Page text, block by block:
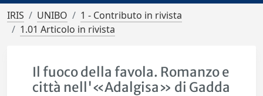
IRIS UNIBO
1 - Contributo in rivista
1.01 Articolo in rivista
Il fuoco della favola. Romanzo e
città nell'«Adalgisa» di Gadda